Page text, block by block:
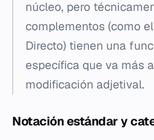
núcleo, pero
complementos (como
Directo) tienen una
específica que va más
modificación adjetival.
Notación estándar y